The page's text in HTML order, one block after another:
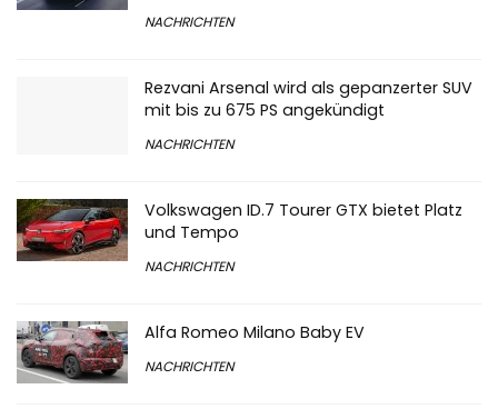
NACHRICHTEN
Rezvani Arsenal wird als gepanzerter SUV
mit bis zu 675 PS angekündigt
NACHRICHTEN
Volkswagen ID.7 Tourer GTX bietet Platz
und Tempo
NACHRICHTEN
Alfa Romeo Milano Baby EV
NACHRICHTEN